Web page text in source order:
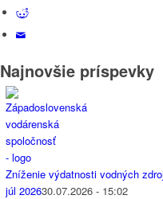
Najnovšie príspevky
Zníženie výdatnosti vodných
júl 202630.07.2026 - 15:02